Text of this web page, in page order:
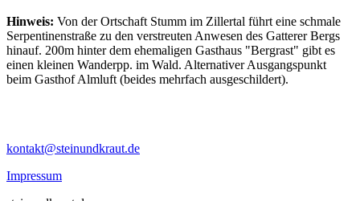
Hinweis: Von der Ortschaft Stumm im Zillertal führt eine schmale
Serpentinenstraße zu den verstreuten Anwesen des Gatterer Bergs
hinauf. 200m hinter dem ehemaligen Gasthaus "Bergrast" gibt es
einen kleinen Wanderpp. im Wald. Alternativer Ausgangspunkt
beim Gasthof Almluft (beides mehrfach ausgeschildert).
kontakt@steinundkraut.de
Impressum